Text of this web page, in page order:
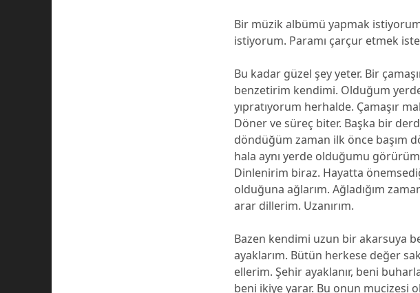
Bir müzik albümü yapmak
istiyorum. Paramı çarçur etmek
Bu kadar güzel şey yeter. Bir
benzetirim kendimi. Olduğum
yıpratıyorum herhalde. Çamaşır
Döner ve süreç biter. Başka bir
döndüğüm zaman ilk önce başım
hala aynı yerde olduğumu görürüm
Dinlenirim biraz. Hayatta
olduğuna ağlarım. Ağladığım
arar dillerim. Uzanırım.
Bazen kendimi uzun bir akarsuya
ayaklarım. Bütün herkese değer
ellerim. Şehir ayaklanır, beni
beni ikiye yarar. Bu onun mucizesi